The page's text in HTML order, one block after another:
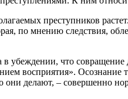
преступников
по мнению следствия,
убеждении, что
восприятия». Осознание
делают, – совершенно